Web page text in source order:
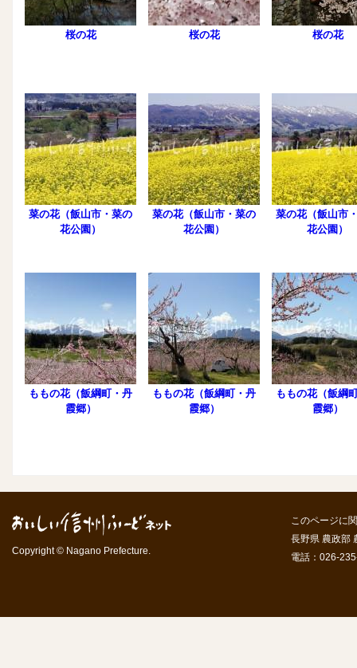
桜の花 桜の花 桜の花
菜の花（飯山市・菜の
花公園）
菜の花（飯山市・菜の
花公園）
菜の花（飯山市
花公園）
ももの花（飯綱町・丹
霞郷）
ももの花（飯綱町・丹
霞郷）
ももの花（飯綱
霞郷）
Copyright © Nagano Prefecture.
このページに
長野県 農政部
電話：026-